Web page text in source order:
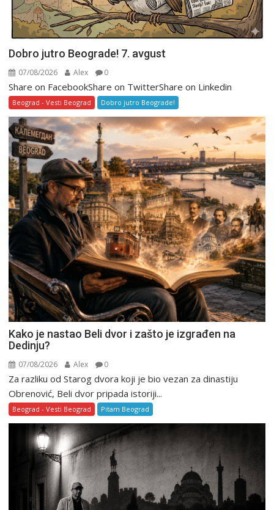
Dobro jutro Beograde! 7. avgust
07/08/2026 Alex 0
Share on FacebookShare on TwitterShare on Linkedin
Beograd - Vesti Beograd Dobro jutro Beograde!
Kako je nastao Beli dvor i zašto je izgrađen na
Dedinju?
07/08/2026 Alex 0
Za razliku od Starog dvora koji je bio vezan za dinastiju
Obrenović, Beli dvor pripada istoriji...
Beograd - Vesti Beograd Pitam Beograd